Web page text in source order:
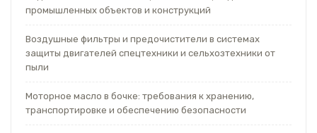
промышленных объектов и конструкций
Воздушные фильтры и предочистители в системах
защиты двигателей спецтехники и сельхозтехники от
пыли
Моторное масло в бочке: требования к хранению,
транспортировке и обеспечению безопасности